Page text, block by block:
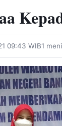
09:43 WIB1